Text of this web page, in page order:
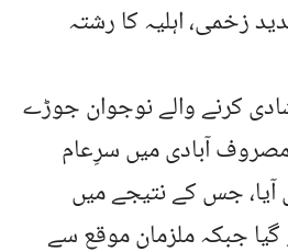
زخمی، اہلیہ کا رشتہ
کرنے والے نوجوان جوڑے
آبادی میں سرِعام
آیا، جس کے نتیجے میں
جبکہ ملزمان موقع سے